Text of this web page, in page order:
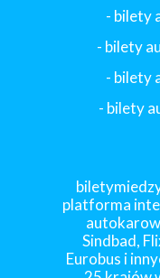
platforma
Sindbad,
Eurobus i
- bilety
- bilety
- bilety
- bilety